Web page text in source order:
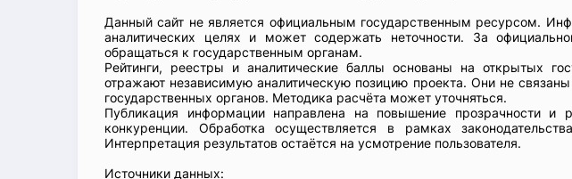
Данный сайт не является официальным государственным ресурсом.
аналитических целях и может содержать неточности. За
обращаться к государственным органам.
Рейтинги, реестры и аналитические баллы основаны на открытых
отражают независимую аналитическую позицию проекта. Они не
государственных органов. Методика расчёта может уточняться.
Публикация информации направлена на повышение прозрачности и
конкуренции. Обработка осуществляется в рамках
Интерпретация результатов остаётся на усмотрение пользователя.
Источники данных: